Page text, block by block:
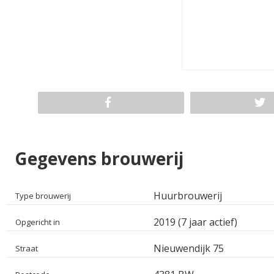
Gegevens brouwerij
Type brouwerij Huurbrouwerij
Opgericht in 2019 (7 jaar actief)
Straat Nieuwendijk 75